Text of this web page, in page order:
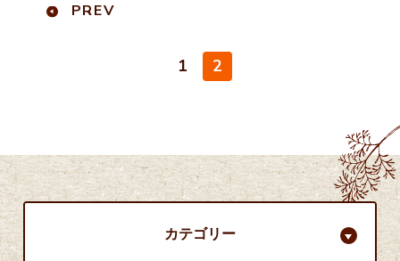
PREV
1 2
カテゴリー